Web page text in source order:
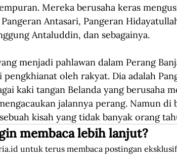
Mereka berusaha keras
Antasari, Pangeran
Antaluddin, dan sebagainya.
menjadi pahlawan dalam Perang
pengkhianat oleh rakyat. Dia adalah
kaki tangan Belanda yang berusaha
jalannya perang. Namun di
kisah yang tidak banyak orang
membaca lebih lanjut?
untuk terus membaca postingan